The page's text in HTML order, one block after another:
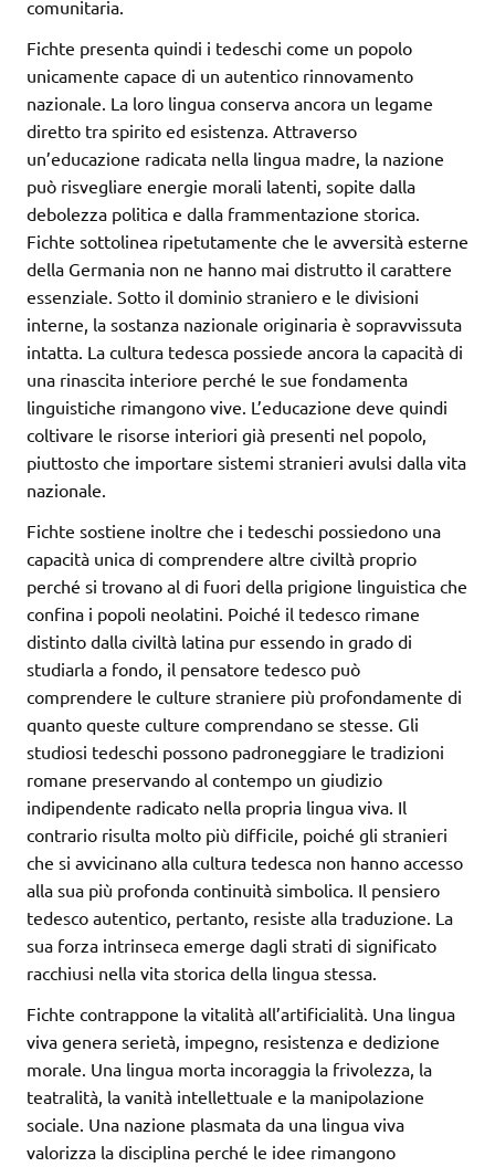
comunitaria.
Fichte presenta quindi i tedeschi come un popolo
unicamente capace di un autentico rinnovamento
nazionale. La loro lingua conserva ancora un legame
diretto tra spirito ed esistenza. Attraverso
un’educazione radicata nella lingua madre, la nazione
può risvegliare energie morali latenti, sopite dalla
debolezza politica e dalla frammentazione storica.
Fichte sottolinea ripetutamente che le avversità esterne
della Germania non ne hanno mai distrutto il carattere
essenziale. Sotto il dominio straniero e le divisioni
interne, la sostanza nazionale originaria è sopravvissuta
intatta. La cultura tedesca possiede ancora la capacità di
una rinascita interiore perché le sue fondamenta
linguistiche rimangono vive. L’educazione deve quindi
coltivare le risorse interiori già presenti nel popolo,
piuttosto che importare sistemi stranieri avulsi dalla vita
nazionale.
Fichte sostiene inoltre che i tedeschi possiedono una
capacità unica di comprendere altre civiltà proprio
perché si trovano al di fuori della prigione linguistica che
confina i popoli neolatini. Poiché il tedesco rimane
distinto dalla civiltà latina pur essendo in grado di
studiarla a fondo, il pensatore tedesco può
comprendere le culture straniere più profondamente di
quanto queste culture comprendano se stesse. Gli
studiosi tedeschi possono padroneggiare le tradizioni
romane preservando al contempo un giudizio
indipendente radicato nella propria lingua viva. Il
contrario risulta molto più difficile, poiché gli stranieri
che si avvicinano alla cultura tedesca non hanno accesso
alla sua più profonda continuità simbolica. Il pensiero
tedesco autentico, pertanto, resiste alla traduzione. La
sua forza intrinseca emerge dagli strati di significato
racchiusi nella vita storica della lingua stessa.
Fichte contrappone la vitalità all’artificialità. Una lingua
viva genera serietà, impegno, resistenza e dedizione
morale. Una lingua morta incoraggia la frivolezza, la
teatralità, la vanità intellettuale e la manipolazione
sociale. Una nazione plasmata da una lingua viva
valorizza la disciplina perché le idee rimangono